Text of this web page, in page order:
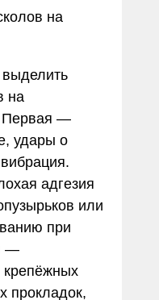
на
на
Первая —
удары о
адгезия
или
при
—
крепёжных
прокладок,